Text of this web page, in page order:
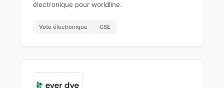
électronique pour worldline.
Vote électronique CSE